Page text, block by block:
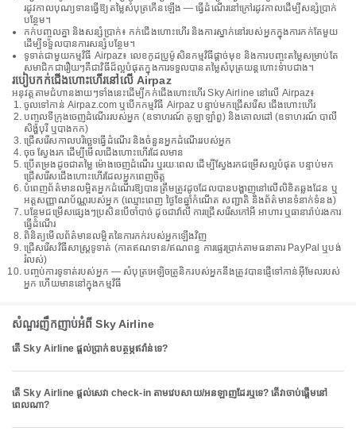
រដូវកាលបុណ្យទានធ្វើឱ្យតម្លៃសំបុត្រកើនឡើង — ធ្វើដំណើរនៅក្រៅរដូវកាលដើម្បីសន្សំប្រាក់
បន្ថែម។
កក់បញ្ចូលគ្នា និងសន្សំប្រាក់៖ កក់ជើងហោះហើរ និងការស្នាក់នៅរបស់អ្នកក្នុងការកក់តែមួយ
ដើម្បីទទួលបានការសន្សំបន្ថែម។
ទូទាត់ជាមួយកម្មវិធី Airpaz៖ លេខកូដប្រូម៉ូសិនកម្មវិធីផ្តាច់មុខ និងការបញ្ចុះតម្លៃសម្រាប់តែ
សមាជិកជារឿយៗគឺជាវិធីដ៏ល្អបំផុតក្នុងការទទួលបានតម្លៃសំបុត្រយន្តហោះទាបជាង។
របៀបកក់ជើងហោះហើរនៅលើ Airpaz
អនុវត្តតាមជំហានងាយៗទាំងនេះដើម្បីកក់ជើងហោះហើរ Sky Airline នៅលើ Airpaz៖
ចូលទៅកាន់ Airpaz.com ឬបើកកម្មវិធី Airpaz បន្ទាប់មកជ្រើសរើស ជើងហោះហើរ
បញ្ចូលទីក្រុងចេញដំណើររបស់អ្នក (ឧទាហរណ៍ គូឡាឡាំពួ) និងគោលដៅ (ឧទាហរណ៍ បាលី
សិង្ហបុរី ឬបាងកក)
ជ្រើសរើសកាលបរិច្ឆេទធ្វើដំណើរ និងចំនួនអ្នកដំណើររបស់អ្នក
ចុច ស្វែងរក ដើម្បីមើលជើងហោះហើរដែលមាន
ប្រើតម្រងដូចជាតម្លៃ ម៉ោងចេញដំណើរ ឬរយៈពេល ដើម្បីស្វែងរកជម្រើសល្អបំផុត បន្ទាប់មក
ជ្រើសរើសជើងហោះហើរដែលអ្នកពេញចិត្ត
បំពេញព័ត៌មានលម្អិតអ្នកដំណើរឱ្យបានត្រឹមត្រូវដូចដែលបានបង្ហាញនៅលើលិខិតឆ្លងដែន ឬ
អត្តសញ្ញាណប័ណ្ណរបស់អ្នក (ឈ្មោះពេញ ថ្ងៃខែឆ្នាំកំណើត សញ្ជាតិ និងព័ត៌មានទំនាក់ទំនង)
បន្ថែមជម្រើសផ្សេងៗប្រសិនបើចាំបាច់ ដូចជាវ៉ាលី ការជ្រើសរើសកៅអី អាហារ ឬធានារ៉ាប់រងការ
ធ្វើដំណើរ
ពិនិត្យមើលព័ត៌មានលម្អិតនៃការកក់របស់អ្នកឡើងវិញ
ជ្រើសរើសវិធីសាស្រ្តទូទាត់ (កាតឥណទាន/ឥណពន្ធ ការផ្ទេរប្រាក់តាមធនាគារ PayPal ឬបង់
រំលស់)
បញ្ចប់ការទូទាត់របស់អ្នក — សំបុត្រអេឡិចត្រូនិករបស់អ្នកនឹងត្រូវបានផ្ញើទៅកាន់អ៊ីមែលរបស់
អ្នក ហើយមាននៅក្នុងកម្មវិធី
សំណួរញឹកញាប់អំពី Sky Airline
តើ Sky Airline ផ្តល់ប្រាក់ឧបត្ថម្ភឥវ៉ាន់ទេ?
តើ Sky Airline ផ្តល់សេវា check-in តាមវេបសាយ/អនឡាញដែរឬទេ? តើវាចាប់ផ្តើមនៅ
ពេលណា?